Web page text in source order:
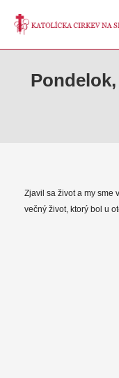
Pondelok,
Zjavil sa život a my sme
večný život, ktorý bol u